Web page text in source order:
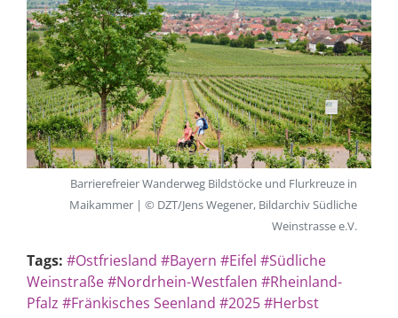
Barrierefreier Wanderweg Bildstöcke und Flurkreuze in
Maikammer | © DZT/Jens Wegener, Bildarchiv Südliche
Weinstrasse e.V.
Tags: #Ostfriesland #Bayern #Eifel #Südliche
Weinstraße#Nordrhein-Westfalen #Rheinland-
Pfalz #Fränkisches Seenland #2025#Herbst